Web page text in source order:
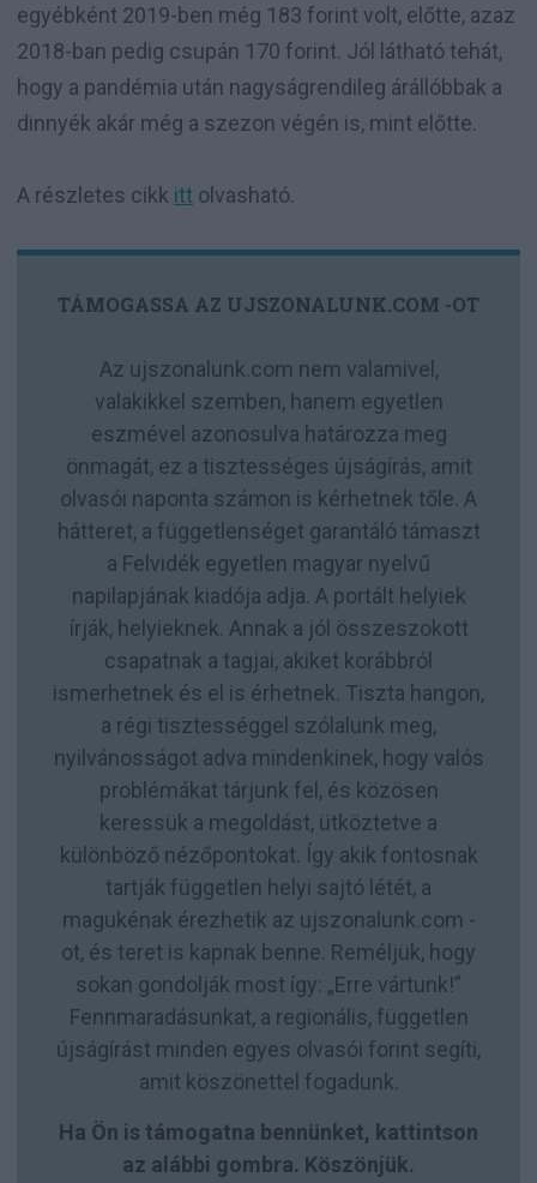
egyébként 2019-ben még 183 forint volt, előtte, azaz
2018-ban pedig csupán 170 forint. Jól látható tehát,
hogy a pandémia után nagyságrendileg árállóbbak a
dinnyék akár még a szezon végén is, mint előtte.
A részletes cikk itt olvasható.
TÁMOGASSA AZ UJSZONALUNK.COM -OT
Az ujszonalunk.com nem valamivel,
valakikkel szemben, hanem egyetlen
eszmével azonosulva határozza meg
önmagát, ez a tisztességes újságírás, amit
olvasói naponta számon is kérhetnek tőle. A
hátteret, a függetlenséget garantáló támaszt
a Felvidék egyetlen magyar nyelvű
napilapjának kiadója adja. A portált helyiek
írják, helyieknek. Annak a jól összeszokott
csapatnak a tagjai, akiket korábbról
ismerhetnek és el is érhetnek. Tiszta hangon,
a régi tisztességgel szólalunk meg,
nyilvánosságot adva mindenkinek, hogy valós
problémákat tárjunk fel, és közösen
keressük a megoldást, ütköztetve a
különböző nézőpontokat. Így akik fontosnak
tartják független helyi sajtó létét, a
magukénak érezhetik az ujszonalunk.com -
ot, és teret is kapnak benne. Reméljük, hogy
sokan gondolják most így: „Erre vártunk!”
Fennmaradásunkat, a regionális, független
újságírást minden egyes olvasói forint segíti,
amit köszönettel fogadunk.
Ha Ön is támogatna bennünket, kattintson
az alábbi gombra. Köszönjük.